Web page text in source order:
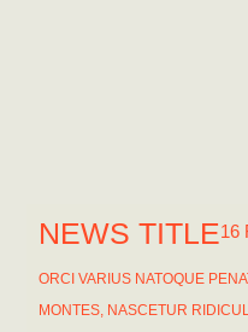
NEWS TITLE16
ORCI VARIUS NATOQUE
MONTES, NASCETUR